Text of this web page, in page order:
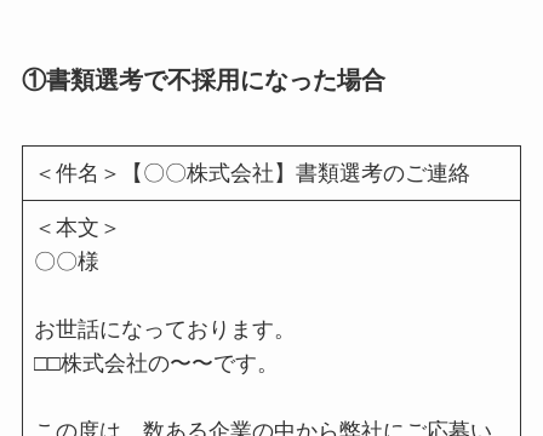
①書類選考で不採用になった場合
＜件名＞【〇〇株式会社】書類選考のご連絡
＜本文＞
〇〇様
お世話になっております。
□□株式会社の〜〜です。
この度は、数ある企業の中から弊社にご応募い